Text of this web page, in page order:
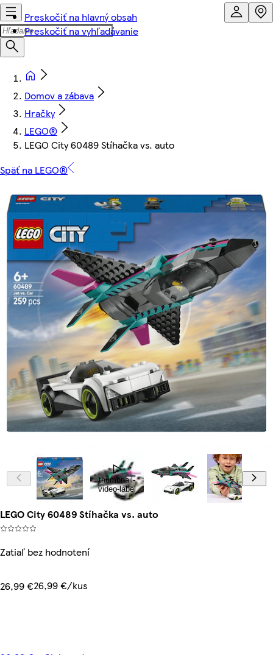
Preskočiť na hlavný obsah
Preskočiť na vyhľadávanie
Domov a zábava
Hračky
LEGO®
LEGO City 60489 Stíhačka vs. auto
Späť na LEGO®
thumbnail-
video-label
LEGO City 60489 Stíhačka vs. auto
Zatiaľ bez hodnotení
26,99 €26,99 €/kus